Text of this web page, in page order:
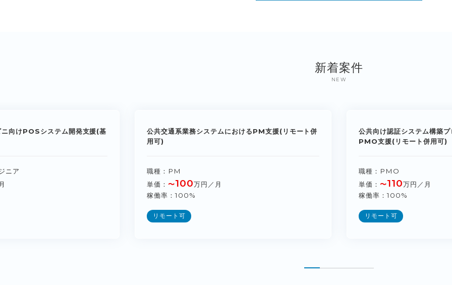
新着案件
NEW
向けPOSシステム開発支援(基
ニア
公共交通系業務システムにおけるPM支援(リモート併
用可)
職種
PM
単価
〜100万円／月
稼働率
100%
リモート可
公共向け認証システム構築
PMO支援(リモート併用可)
職種
PMO
単価
〜110万円／月
稼働率
100%
リモート可